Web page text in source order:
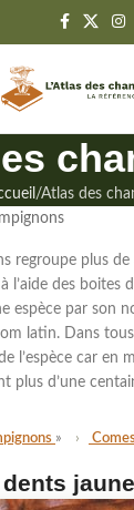
Atlas des
regroupe plus de
l’aide des boites
espèce par son
latin. Dans
l’espèce car en
plus d’une